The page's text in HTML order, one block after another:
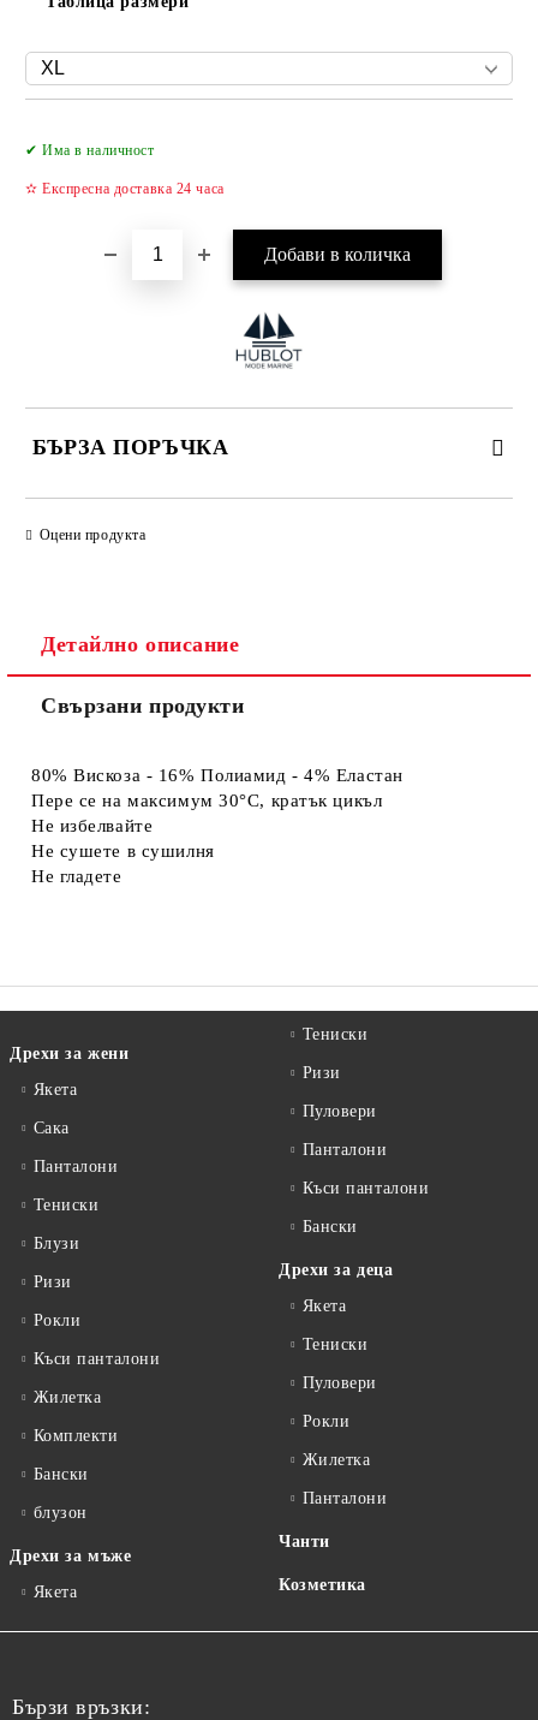
✔ Има в наличност
✫ Експресна доставка 24 часа
БЪРЗА ПОРЪЧКА
Ние ще се свържем с вас в рамките на работния ден.
Оцени продукта
Детайлно описание
Свързани продукти
80% Вискоза - 16% Полиамид - 4% Еластан
Пере се на максимум 30°C, кратък цикъл
Не избелвайте
Не сушете в сушилня
Не гладете
Дрехи за жени
Якета
Сакa
Панталони
Тениски
Блузи
Ризи
Рокли
Къси панталони
Жилетка
Комплекти
Бански
блузон
Дрехи за мъже
Якета
Тениски
Ризи
Пуловери
Панталони
Къси панталони
Бански
Дрехи за деца
Якета
Тениски
Пуловери
Рокли
Жилетка
Панталони
Чанти
Козметика
Бързи връзки: